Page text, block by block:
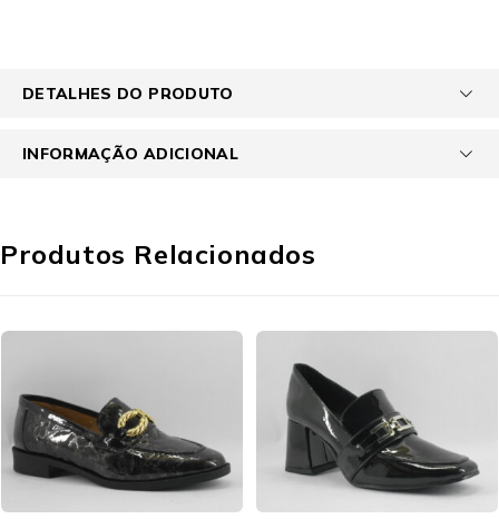
DETALHES DO PRODUTO
INFORMAÇÃO ADICIONAL
Produtos Relacionados